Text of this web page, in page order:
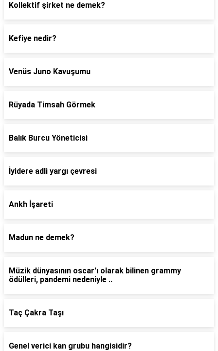
Kollektif şirket ne demek?
Kefiye nedir?
Venüs Juno Kavuşumu
Rüyada Timsah Görmek
Balık Burcu Yöneticisi
İyidere adli yargı çevresi
Ankh İşareti
Madun ne demek?
Müzik dünyasının oscar'ı olarak bilinen grammy
ödülleri, pandemi nedeniyle ..
Taç Çakra Taşı
Genel verici kan grubu hangisidir?